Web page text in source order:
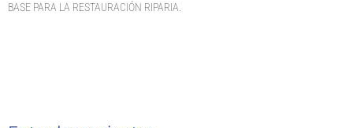
BASE PARA LA RESTAURACIÓN RIPARIA.